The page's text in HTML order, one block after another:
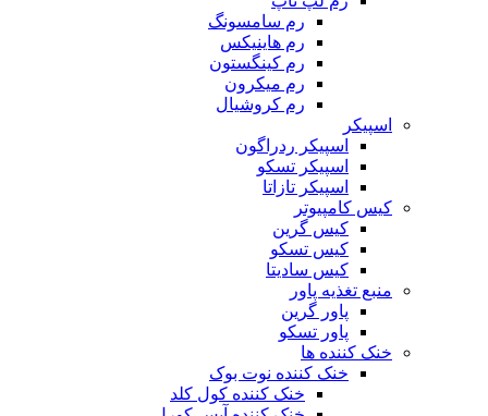
رم سامسونگ
رم هاینیکس
رم کینگستون
رم میکرون
رم کروشیال
اسپیکر
اسپیکر ردراگون
اسپیکر تسکو
اسپیکر تازاتا
کیس کامپیوتر
کیس گرین
کیس تسکو
کیس سادیتا
منبع تغذیه‌ پاور
پاور گرین
پاور تسکو
خنک کننده ها
خنک کننده نوت بوک
خنک کننده کول کلد